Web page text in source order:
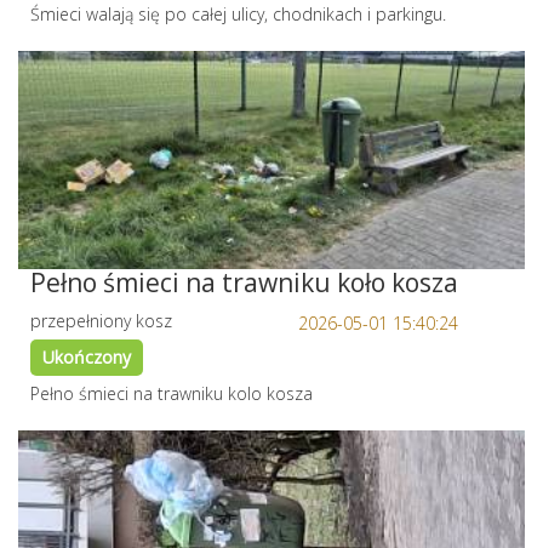
Śmieci walają się po całej ulicy, chodnikach i parkingu.
Pełno śmieci na trawniku koło kosza
2026-05-01 15:40:24
przepełniony kosz
Ukończony
Pełno śmieci na trawniku kolo kosza